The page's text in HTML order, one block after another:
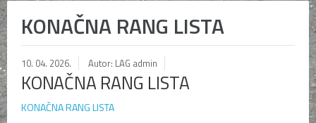
KONAČNA RANG LISTA
10. 04. 2026. Autor: LAG admin
KONAČNA RANG LISTA
KONAČNA RANG LISTA